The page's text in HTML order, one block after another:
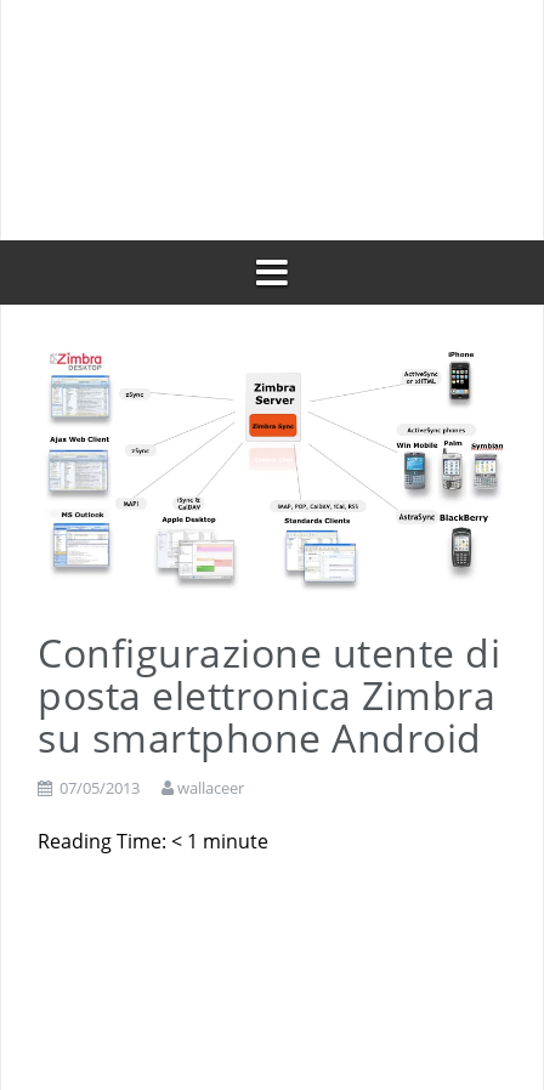
Configurazione utente di
posta elettronica Zimbra
su smartphone Android
07/05/2013 wallaceer
Reading Time: < 1 minute